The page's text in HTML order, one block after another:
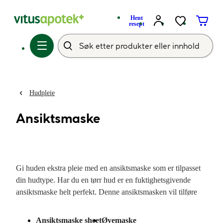
Hent
resept
Hudpleie
Ansiktsmaske
Gi huden ekstra pleie med en ansiktsmaske som er tilpasset
din hudtype. Har du en tørr hud er en fuktighetsgivende
ansiktsmaske helt perfekt. Denne ansiktsmasken vil tilføre
en fetere hudtype som kan oppleve urenheter, kan en
Ansiktsmaske sheetØyemaske